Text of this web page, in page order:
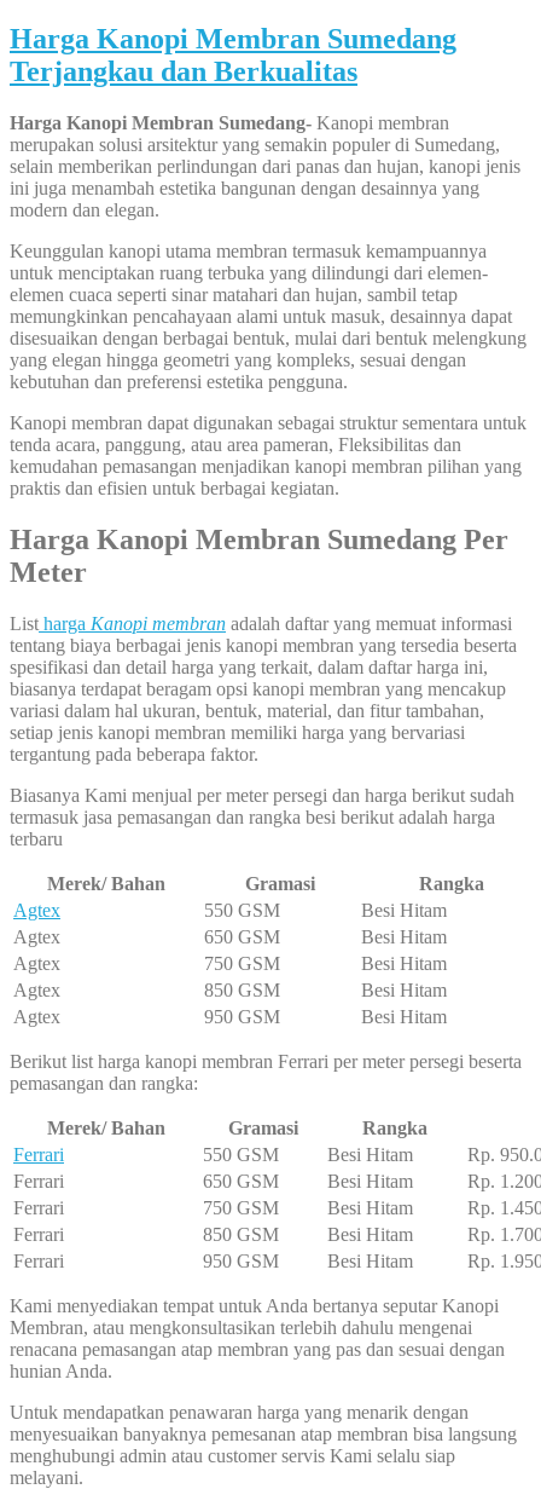
Harga Kanopi Membran Sumedang
Terjangkau dan Berkualitas
Harga Kanopi Membran Sumedang- Kanopi membran
merupakan solusi arsitektur yang semakin populer di Sumedang,
selain memberikan perlindungan dari panas dan hujan, kanopi jenis
ini juga menambah estetika bangunan dengan desainnya yang
modern dan elegan.
Keunggulan kanopi utama membran termasuk kemampuannya
untuk menciptakan ruang terbuka yang dilindungi dari elemen-
elemen cuaca seperti sinar matahari dan hujan, sambil tetap
memungkinkan pencahayaan alami untuk masuk, desainnya dapat
disesuaikan dengan berbagai bentuk, mulai dari bentuk melengkung
yang elegan hingga geometri yang kompleks, sesuai dengan
kebutuhan dan preferensi estetika pengguna.
Kanopi membran dapat digunakan sebagai struktur sementara untuk
tenda acara, panggung, atau area pameran, Fleksibilitas dan
kemudahan pemasangan menjadikan kanopi membran pilihan yang
praktis dan efisien untuk berbagai kegiatan.
Harga Kanopi Membran Sumedang Per
Meter
List harga Kanopi membran adalah daftar yang memuat informasi
tentang biaya berbagai jenis kanopi membran yang tersedia beserta
spesifikasi dan detail harga yang terkait, dalam daftar harga ini,
biasanya terdapat beragam opsi kanopi membran yang mencakup
variasi dalam hal ukuran, bentuk, material, dan fitur tambahan,
setiap jenis kanopi membran memiliki harga yang bervariasi
tergantung pada beberapa faktor.
Biasanya Kami menjual per meter persegi dan harga berikut sudah
termasuk jasa pemasangan dan rangka besi berikut adalah harga
terbaru
Merek/ Bahan Gramasi
Rangka
Agtex
550 GSM
Besi Hitam
Agtex
650 GSM
Besi Hitam
Agtex
750 GSM
Besi Hitam
Agtex
850 GSM
Besi Hitam
Agtex
950 GSM Besi Hitam
Berikut list harga kanopi membran Ferrari per meter persegi beserta
pemasangan dan rangka:
Merek/ Bahan Gramasi
Rangka
Ferrari
550 GSM Besi Hitam
Rp.
Ferrari
650 GSM Besi Hitam
Rp.
Ferrari
750 GSM Besi Hitam
Rp.
Ferrari
850 GSM Besi Hitam
Rp.
Ferrari
950 GSM Besi Hitam Rp.
Kami menyediakan tempat untuk Anda bertanya seputar Kanopi
Membran, atau mengkonsultasikan terlebih dahulu mengenai
renacana pemasangan atap membran yang pas dan sesuai dengan
hunian Anda.
Untuk mendapatkan penawaran harga yang menarik dengan
menyesuaikan banyaknya pemesanan atap membran bisa langsung
menghubungi admin atau customer servis Kami selalu siap
melayani.